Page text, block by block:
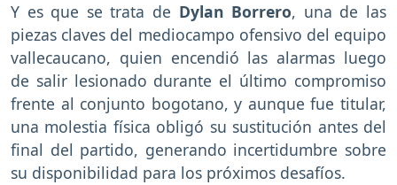
Y es que se trata de Dylan Borrero, una de las
piezas claves del mediocampo ofensivo del equipo
vallecaucano, quien encendió las alarmas luego
de salir lesionado durante el último compromiso
frente al conjunto bogotano, y aunque fue titular,
una molestia física obligó su sustitución antes del
final del partido, generando incertidumbre sobre
su disponibilidad para los próximos desafíos.